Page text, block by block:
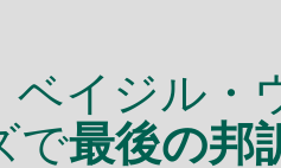
イジル・
で最後の邦